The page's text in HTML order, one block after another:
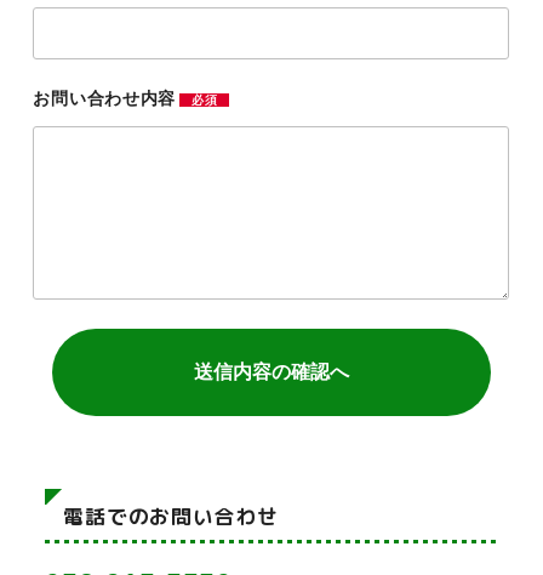
お問い合わせ内容 必須
電話でのお問い合わせ